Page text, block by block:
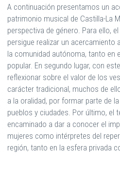
A continuación presentamos un
patrimonio musical de Castilla-La
perspectiva de género. Para ello,
persigue realizar un acercamiento
la comunidad autónoma, tanto en
popular. En segundo lugar, con
reflexionar sobre el valor de los
carácter tradicional, muchos de
a la oralidad, por formar parte de
pueblos y ciudades. Por último, el
encaminado a dar a conocer el
mujeres como intérpretes del
región, tanto en la esfera privada